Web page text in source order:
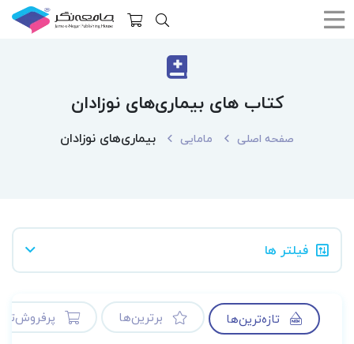
کتاب های بیماری‌های نوزادان
صفحه اصلی مامایی بیماری‌های نوزادان
فیلتر ها
تازه‌ترین‌ها برترین‌ها